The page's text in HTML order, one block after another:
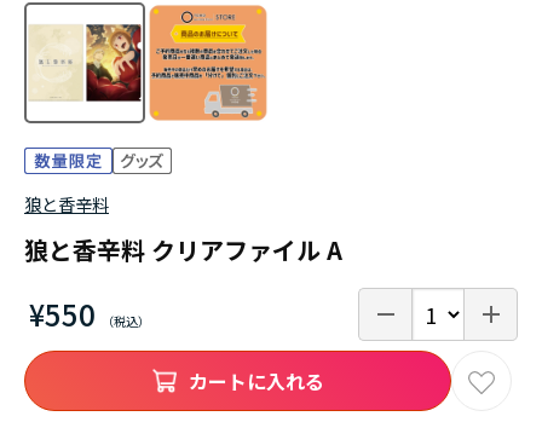
狼と香辛料
狼と香辛料 クリアファイル A
¥550
カートに入れる